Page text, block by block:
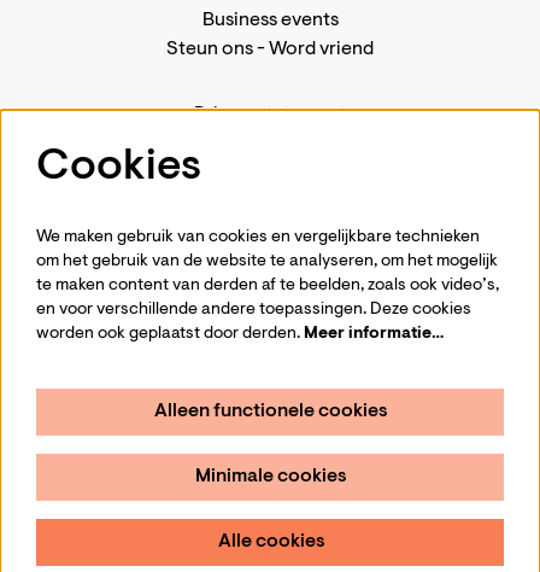
Business events
Steun ons-Word vriend
Privacystatement
Volg ons
Aanmelden
Cookies
We maken gebruik van cookies en vergelijkbare technieken
om het gebruik van de website te analyseren, om het mogelijk
te maken content van derden af te beelden, zoals ook video’s,
en voor verschillende andere toepassingen. Deze cookies
worden ook geplaatst door derden. Meer informatie…
Alleen functionele cookies
Minimale cookies
Alle cookies